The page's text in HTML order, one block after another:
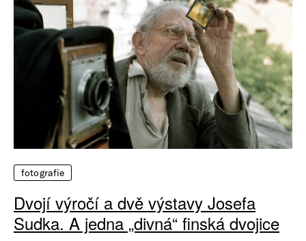
fotografie
Dvojí výročí a dvě výstavy Josefa
Sudka. A jedna „divná“ finská dvojice